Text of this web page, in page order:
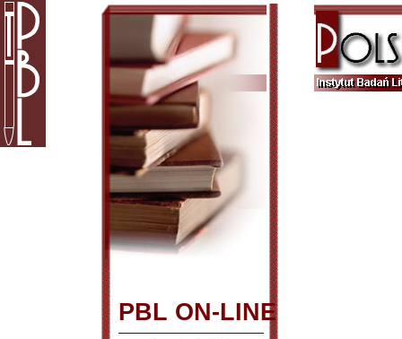
PBL ON-LINE